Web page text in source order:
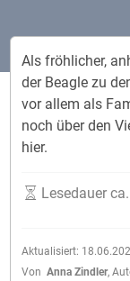
Als fröhlicher,
der Beagle zu
vor allem als
noch über den
hier.
Aktualisiert:
Von Anna Zindler,
Lesedauer